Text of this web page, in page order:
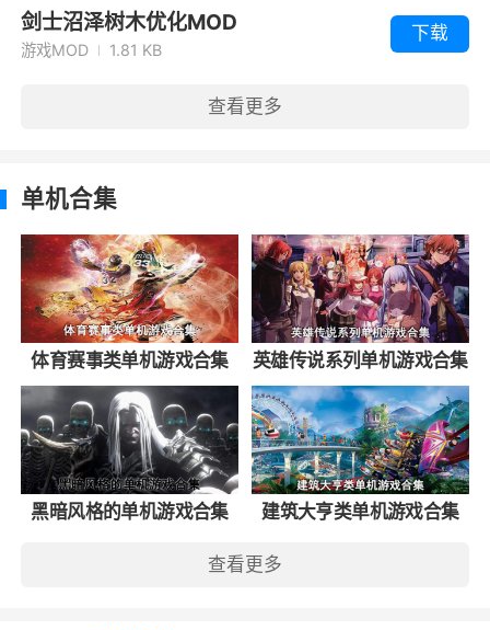
剑士沼泽树木优化MOD
游戏MOD 1.81 KB
下载
查看更多
单机合集
体育赛事类单机游戏合集 英雄传说系列单机游戏合集
黑暗风格的单机游戏合集 建筑大亨类单机游戏合集
查看更多